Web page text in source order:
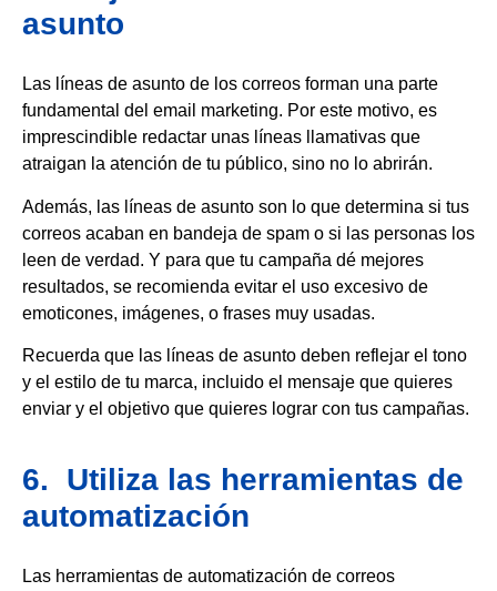
asunto
Las líneas de asunto de los correos forman una parte
fundamental del email marketing. Por este motivo, es
imprescindible redactar unas líneas llamativas que
atraigan la atención de tu público, sino no lo abrirán.
Además, las líneas de asunto son lo que determina si tus
correos acaban en bandeja de spam o si las personas los
leen de verdad. Y para que tu campaña dé mejores
resultados, se recomienda evitar el uso excesivo de
emoticones, imágenes, o frases muy usadas.
Recuerda que las líneas de asunto deben reflejar el tono
y el estilo de tu marca, incluido el mensaje que quieres
enviar y el objetivo que quieres lograr con tus campañas.
6. Utiliza las herramientas de
automatización
Las herramientas de automatización de correos